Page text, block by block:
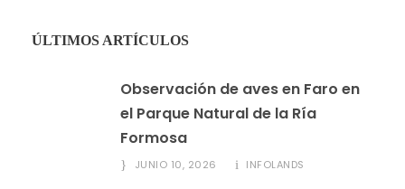
ÚLTIMOS ARTÍCULOS
Observación de aves en Faro en
el Parque Natural de la Ría
Formosa
JUNIO 10, 2026 INFOLANDS